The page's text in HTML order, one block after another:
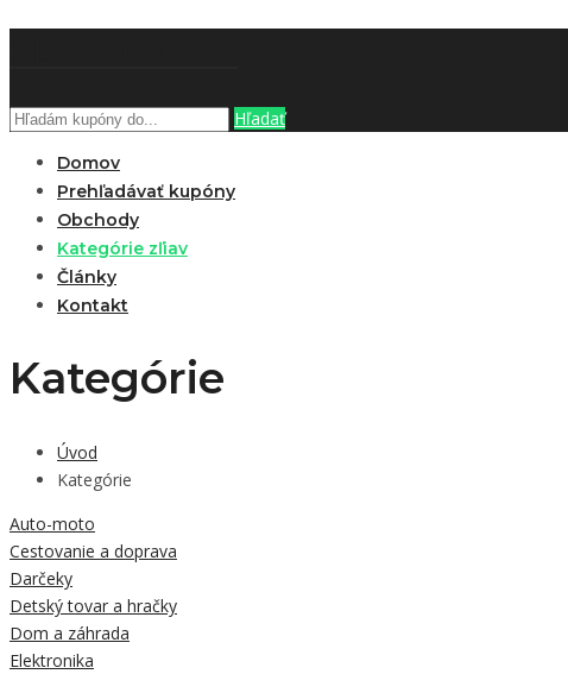
Hľadať
Domov
Prehľadávať kupóny
Obchody
Kategórie zľiav
Články
Kontakt
Kategórie
Úvod
Kategórie
Auto-moto
Cestovanie a doprava
Darčeky
Detský tovar a hračky
Dom a záhrada
Elektronika